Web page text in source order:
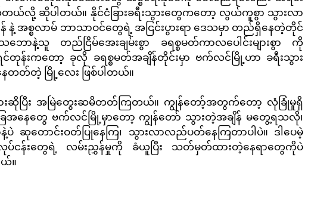
တယ်လို့ ဆိုပါတယ်။ နိုင်ငံခြားခရီးသွားတွေကတော့ လွယ်ကူစွာ သွားလာ
နဲ့ အစ္စလာမ် ဘာသာဝင်တွေရဲ့ အငြင်းပွားရာ ဒေသမှာ တည်ရှိနေတဲ့တိုင်
နဲ့သူ တည်ငြိမ်အေးချမ်းစွာ ခရစ္စမတ်ကာလပေါင်းများစွာ ကို
င်တုန်းကတော့ ခုလို ခရစ္စမတ်အချိန်တိုင်းမှာ ဗက်လင်မြို့ဟာ ခရီးသွား
တ်တဲ့ မြို့လေး ဖြစ်ပါတယ်။
းဆိုပြီး အမြဲတွေးဆမိတတ်ကြတယ်။ ကျွန်တော့်အတွက်တော့ လုံခြုံမှုရှိ
အနေတွေ ဗက်လင်မြို့မှာတော့ ကျွန်တော် သွားတဲ့အချိန် မတွေ့ရသလို၊
နဲ့ပဲ ဆုတောင်းဝတ်ပြုနေကြ၊ သွားလာလည်ပတ်နေကြတာပါပဲ။ ဒါပေမဲ့
ငန်းတွေရဲ့ လမ်းညွှန်မှုကို ခံယူပြီး သတ်မှတ်ထားတဲ့နေရာတွေကိုပဲ
။